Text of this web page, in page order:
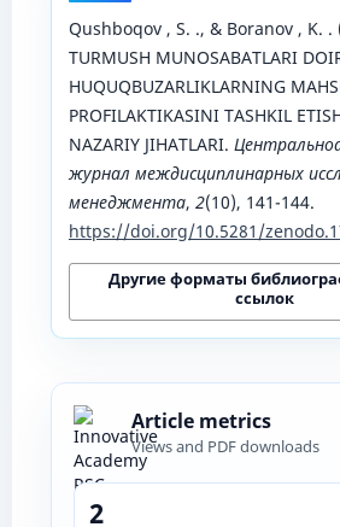
Qushboqov , S. ., & Boranov , K. .
TURMUSH MUNOSABATLARI
HUQUQBUZARLIKLARNING
PROFILAKTIKASINI TASHKIL
NAZARIY JIHATLARI.
журнал междисциплинарных
менеджмента, 2(10), 141-144.
https://doi.org/10.5281/
Другие форматы
ссылок
Article metrics
Views and PDF downloads
2